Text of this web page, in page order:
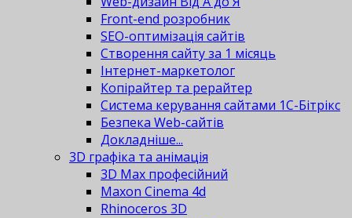
Front-end розробник
SEO-оптимізація сайтів
Створення сайту за 1 місяць
Інтернет-маркетолог
Копірайтер та рерайтер
Система керування сайтами 1С-Бітрікс
Безпека Web-сайтів
Докладніше...
3D графіка та анімація
3D Max професійний
Maxon Cinema 4d
Rhinoceros 3D